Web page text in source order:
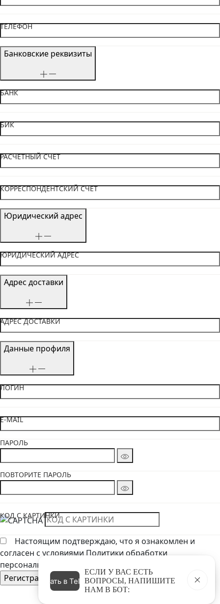
ТЕЛЕФОН
Банковские реквизиты
БАНК
БИК
РАСЧЕТНЫЙ СЧЕТ
КОРРЕСПОНДЕНТСКИЙ СЧЕТ
Юридический адрес
ЮРИДИЧЕСКИЙ АДРЕС
Адрес доставки
АДРЕС ДОСТАВКИ
Данные профиля
ЛОГИН
E-MAIL
ПАРОЛЬ
ПОВТОРИТЕ ПАРОЛЬ
КОД С КАРТИНКИ
Настоящим подтверждаю, что я ознакомлен и
согласен с условиями Политики обработки
персональных данных
ЕСЛИ У ВАС ЕСТЬ
ВОПРОСЫ, НАПИШИТЕ
НАМ В БОТ:
Написать в Telegram